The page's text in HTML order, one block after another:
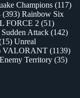
Champions (117)
(393) Rainbow Six
FORCE 2 (51)
Sudden Attack (142)
Unreal
VALORANT (1139)
Territory (35)